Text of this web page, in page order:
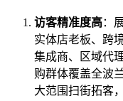
访客精准度高：
实体店老板、跨
集成商、区域代
购群体覆盖全波
大范围扫街拓客